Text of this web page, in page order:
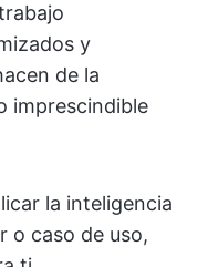
y
de la
imprescindible
la inteligencia
o caso de uso,